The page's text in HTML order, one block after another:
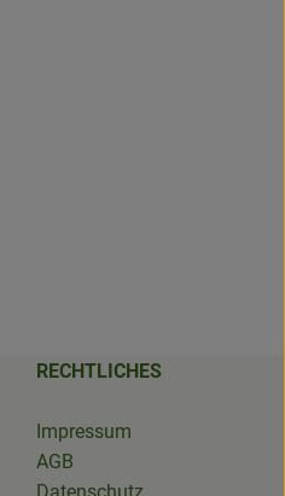
RECHTLICHES
Impressum
AGB